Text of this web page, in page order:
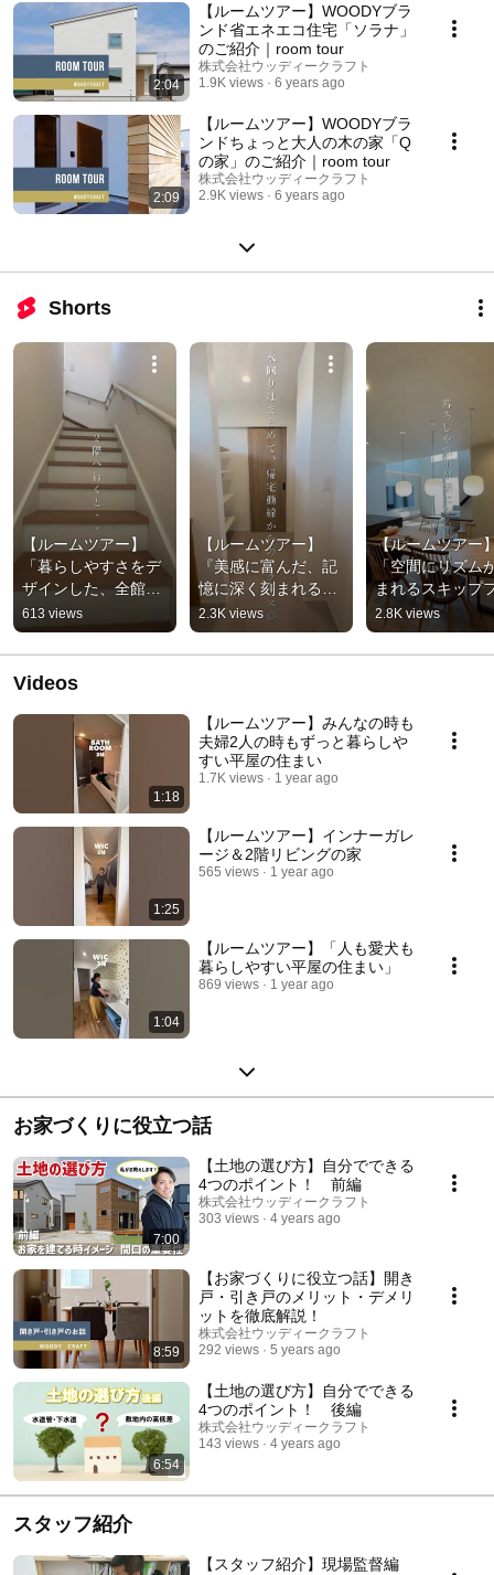
2:04
【ルームツアー】WOODYブラ
ンド省エネエコ住宅「ソラナ」
のご紹介｜room tour
株式会社ウッディークラフト
1.9K views
6 years ago
2:09
【ルームツアー】WOODYブラ
ンドちょっと大人の木の家「Q
の家」のご紹介｜room tour
株式会社ウッディークラフト
2.9K views
6 years ago
Shorts
【ルームツアー】
「暮らしやすさをデ
ザインした、全館空
調の家」
613 views
【ルームツアー】
『美感に富んだ、記
憶に深く刻まれる
家』
2.3K views
【ルームツアー
「空間にリズム
まれるスキップ
アのある家」
2.8K views
Videos
1:18
【ルームツアー】みんなの時も
夫婦2人の時もずっと暮らしや
すい平屋の住まい
1.7K views 1 year ago
1:25
【ルームツアー】インナーガレ
ージ＆2階リビングの家
565 views 1 year ago
1:04
【ルームツアー】「人も愛犬も
暮らしやすい平屋の住まい」
869 views 1 year ago
お家づくりに役立つ話
7:00
【土地の選び方】自分でできる
4つのポイント！ 前編
株式会社ウッディークラフト
303 views
4 years ago
8:59
【お家づくりに役立つ話】開き
戸・引き戸のメリット・デメリ
ットを徹底解説！
株式会社ウッディークラフト
292 views
5 years ago
6:54
【土地の選び方】自分でできる
4つのポイント！ 後編
株式会社ウッディークラフト
143 views
4 years ago
スタッフ紹介
【スタッフ紹介】現場監督編